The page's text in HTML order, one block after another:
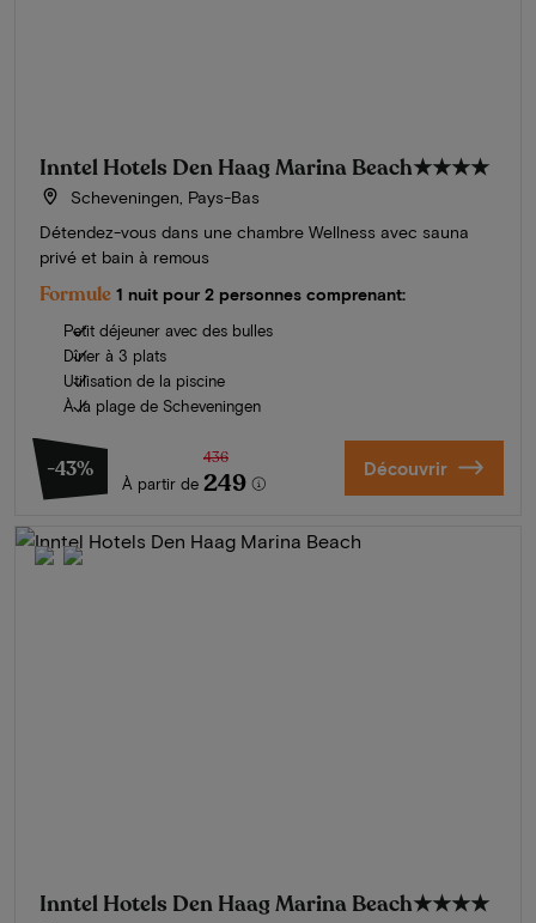
Inntel Hotels Den Haag Marina Beach★★★★
Scheveningen, Pays-Bas
Détendez-vous dans une chambre Wellness avec sauna
privé et bain à remous
Formule 1 nuit pour 2 personnes comprenant:
Petit déjeuner avec des bulles
Dîner à 3 plats
Utilisation de la piscine
À la plage de Scheveningen
-43%
À partir de
436
249 Découvrir
Inntel Hotels Den Haag Marina Beach★★★★